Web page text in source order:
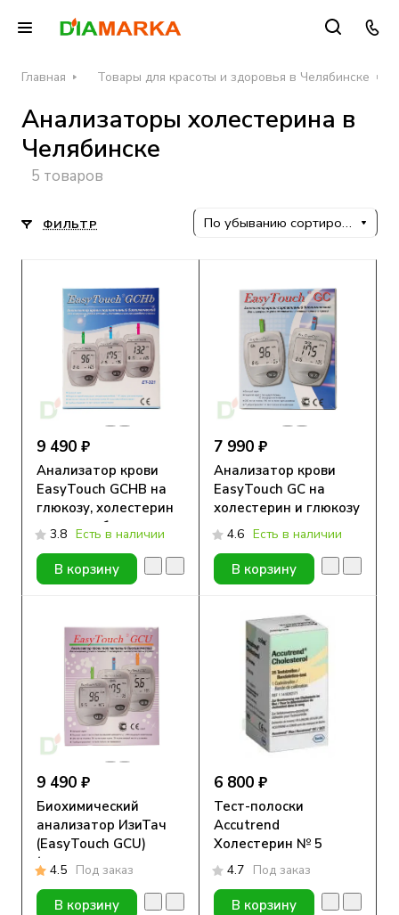
Главная Товары для красоты и здоровья в Челябинске
Анализаторы холестерина в
Челябинске
5 товаров
ФИЛЬТР По убыванию сортировки
9 490 ₽
Анализатор крови
EasyTouch GCHB на
глюкозу, холестерин
и гемоглобин
3.8 Есть в наличии
В корзину
7 990 ₽
Анализатор крови
EasyTouch GC на
холестерин и глюкозу
4.6 Есть в наличии
В корзину
9 490 ₽
Биохимический
анализатор ИзиТач
(EasyTouch GCU)
(глюкоза, холестерин
и мочевая кислота в
крови)
4.5 Под заказ
В корзину
6 800 ₽
Тест-полоски
Accutrend
Холестерин № 5
4.7 Под заказ
В корзину